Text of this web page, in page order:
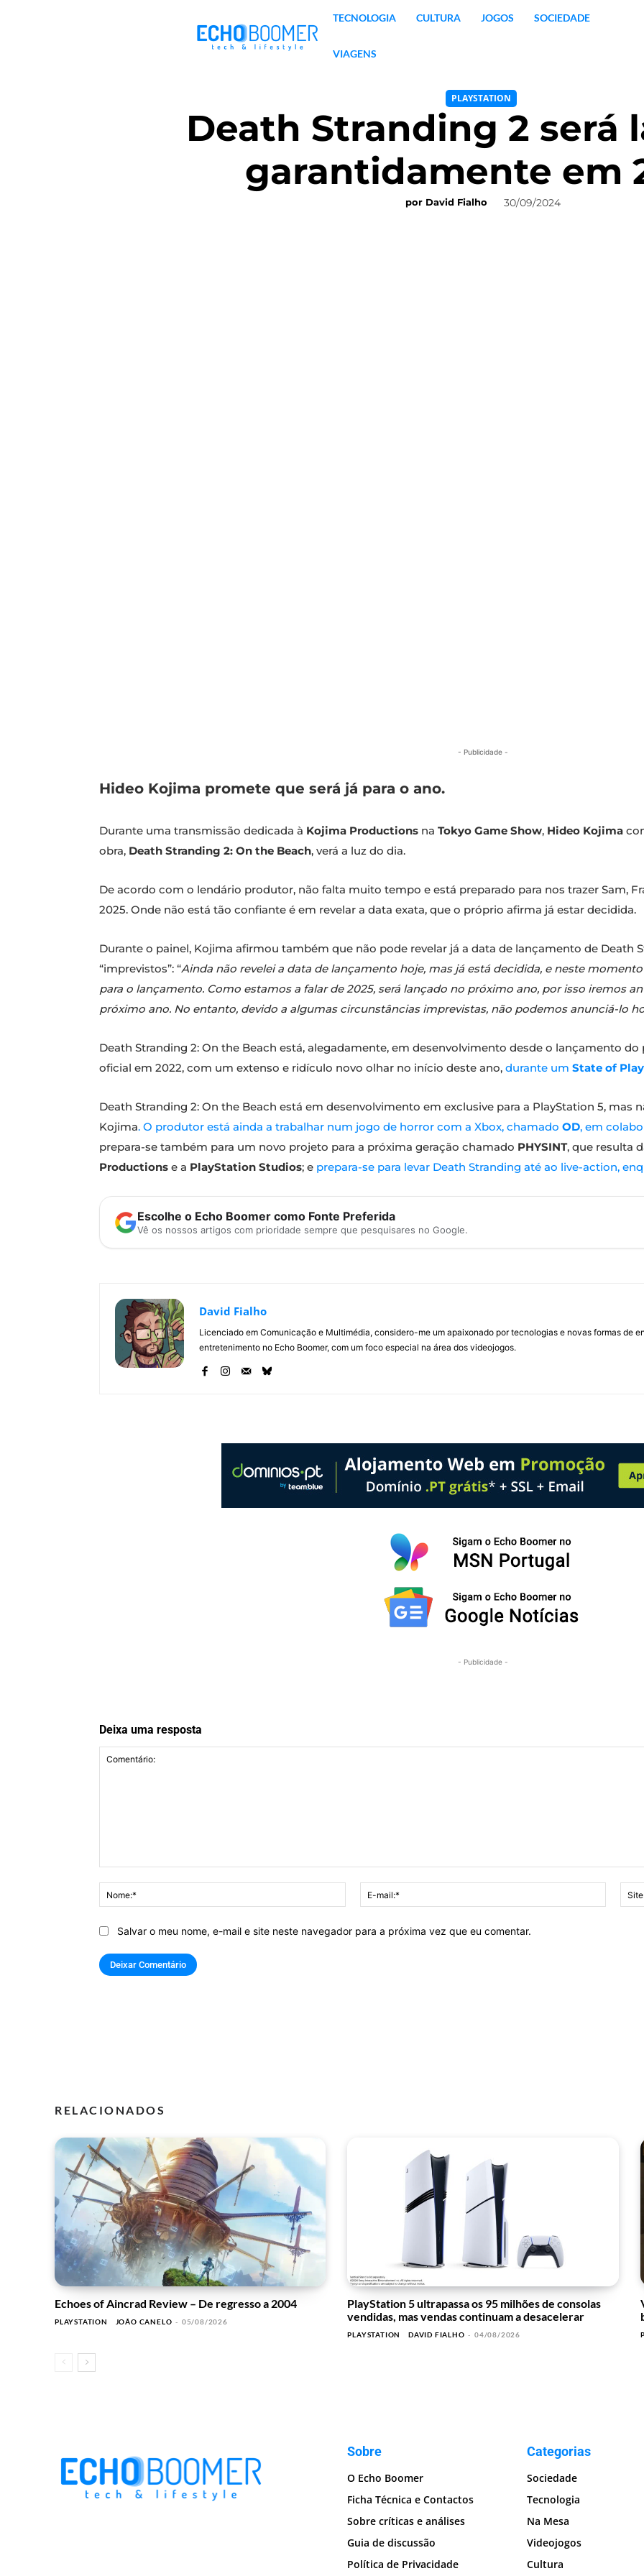
TECNOLOGIA CULTURA JOGOS SOCIEDADE
VIAGENS
PLAYSTATION
Death Stranding 2 será
garantidamente em
por David Fialho 30/09/2024
- Publicidade -
Hideo Kojima promete que será já para o ano.
Durante uma transmissão dedicada à Kojima Productions na Tokyo Game Show, Hideo Kojima
obra, Death Stranding 2: On the Beach, verá a luz do dia.
De acordo com o lendário produtor, não falta muito tempo e está preparado para nos trazer Sam,
2025. Onde não está tão confiante é em revelar a data exata, que o próprio afirma já estar decidida.
Durante o painel, Kojima afirmou também que não pode revelar já a data de lançamento de Death
“imprevistos”: “Ainda não revelei a data de lançamento hoje, mas já está decidida, e neste
para o lançamento. Como estamos a falar de 2025, será lançado no próximo ano, por isso iremos
próximo ano. No entanto, devido a algumas circunstâncias imprevistas, não podemos anunciá-lo
Death Stranding 2: On the Beach está, alegadamente, em desenvolvimento desde o lançamento do
oficial em 2022, com um extenso e ridículo novo olhar no início deste ano, durante um State of Play
Death Stranding 2: On the Beach está em desenvolvimento em exclusive para a PlayStation 5, mas
Kojima. O produtor está ainda a trabalhar num jogo de horror com a Xbox, chamado OD, em
prepara-se também para um novo projeto para a próxima geração chamado PHYSINT, que resulta
Productions e a PlayStation Studios; e prepara-se para levar Death Stranding até ao live-action,
Escolhe o Echo Boomer como Fonte Preferida
Vê os nossos artigos com prioridade sempre que pesquisares no Google.
David Fialho
Licenciado em Comunicação e Multimédia, considero-me um apaixonado por tecnologias e novas formas de
entretenimento no Echo Boomer, com um foco especial na área dos videojogos.
- Publicidade -
Deixa uma resposta
Nome:*
mail:*
Salvar o meu nome, e-mail e site neste navegador para a próxima vez que eu comentar.
RELACIONADOS
Echoes of Aincrad Review – De regresso a 2004
PLAYSTATION JOÃO CANELO - 05/08/2026
PlayStation 5 ultrapassa os 95 milhões de consolas
vendidas, mas vendas continuam a desacelerar
PLAYSTATION DAVID FIALHO - 04/08/2026
Sobre
O Echo Boomer
Ficha Técnica e Contactos
Sobre críticas e análises
Guia de discussão
Política de Privacidade
Categorias
Sociedade
Tecnologia
Na Mesa
Videojogos
Cultura